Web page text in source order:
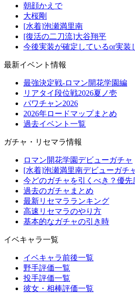
朝顔かえで
大桜剛
[水着]泡瀬満里南
[復活の二刀流]大谷翔平
今後実装が確定しているor実装
最新イベント情報
最強決定戦-ロマン開花学園編
リアタイ段位戦2026夏ノ壱
パワチャン2026
2026年ロードマップまとめ
過去イベント一覧
ガチャ・リセマラ情報
ロマン開花学園デビューガチャ
[水着]泡瀬満里南デビューガチ
今どのガチャを引くべき？優先
過去のガチャまとめ
最新リセマラランキング
高速リセマラのやり方
基本的なガチャの引き時
イベキャラ一覧
イベキャラ前後一覧
野手評価一覧
投手評価一覧
彼女・相棒評価一覧